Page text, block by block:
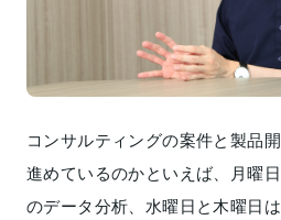
コンサルティングの案件と製品
進めているのかといえば、月曜
のデータ分析、水曜日と木曜日